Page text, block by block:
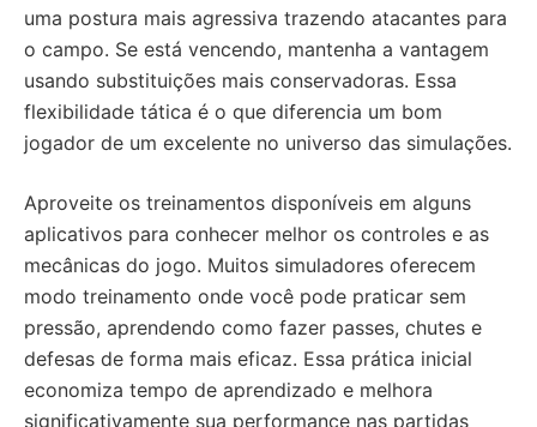
uma postura mais agressiva trazendo atacantes para
o campo. Se está vencendo, mantenha a vantagem
usando substituições mais conservadoras. Essa
flexibilidade tática é o que diferencia um bom
jogador de um excelente no universo das simulações.
Aproveite os treinamentos disponíveis em alguns
aplicativos para conhecer melhor os controles e as
mecânicas do jogo. Muitos simuladores oferecem
modo treinamento onde você pode praticar sem
pressão, aprendendo como fazer passes, chutes e
defesas de forma mais eficaz. Essa prática inicial
economiza tempo de aprendizado e melhora
significativamente sua performance nas partidas